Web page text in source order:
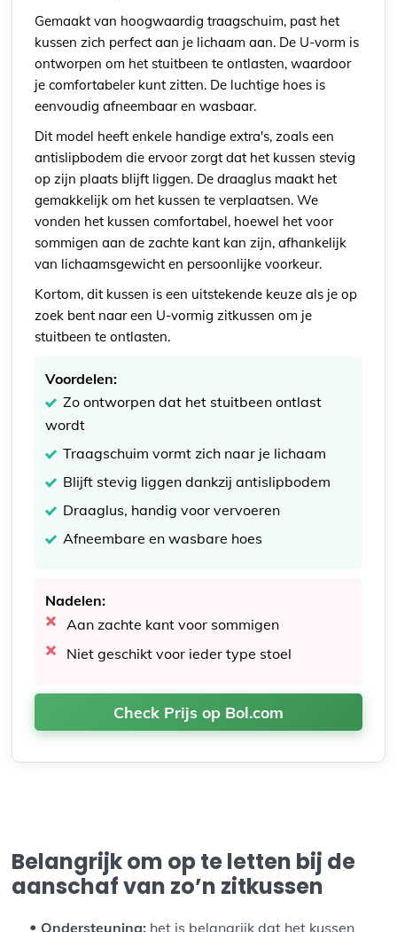
Gemaakt van hoogwaardig traagschuim, past het
kussen zich perfect aan je lichaam aan. De U-vorm is
ontworpen om het stuitbeen te ontlasten, waardoor
je comfortabeler kunt zitten. De luchtige hoes is
eenvoudig afneembaar en wasbaar.
Dit model heeft enkele handige extra's, zoals een
antislipbodem die ervoor zorgt dat het kussen stevig
op zijn plaats blijft liggen. De draaglus maakt het
gemakkelijk om het kussen te verplaatsen. We
vonden het kussen comfortabel, hoewel het voor
sommigen aan de zachte kant kan zijn, afhankelijk
van lichaamsgewicht en persoonlijke voorkeur.
Kortom, dit kussen is een uitstekende keuze als je op
zoek bent naar een U-vormig zitkussen om je
stuitbeen te ontlasten.
Voordelen:
Zo ontworpen dat het stuitbeen ontlast
wordt
Traagschuim vormt zich naar je lichaam
Blijft stevig liggen dankzij antislipbodem
Draaglus, handig voor vervoeren
Afneembare en wasbare hoes
Nadelen:
Aan zachte kant voor sommigen
Niet geschikt voor ieder type stoel
Check Prijs op Bol.com
Belangrijk om op te letten bij de
aanschaf van zo’n zitkussen
Ondersteuning: het is belangrijk dat het kussen